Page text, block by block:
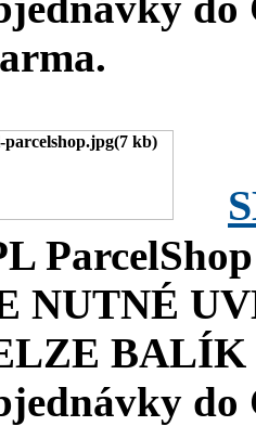
NUTNÉ
BALÍK
do